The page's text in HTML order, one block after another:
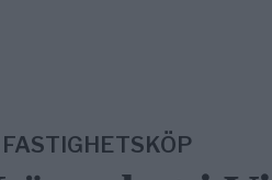
FASTIGHETSKÖP